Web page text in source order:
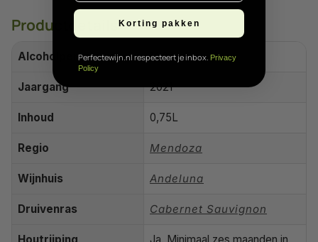
Productdetails
Alcoholpercentage 14.0%
Jaargang 2021
Inhoud 0,75L
Regio Mendoza
Wijnhuis Andeluna
Druivenras Cabernet Sauvignon
Houtrijping
Ja, Minimaal zes maanden in
Korting pakken
Perfectewijn.nl respecteert je inbox. Privacy
Policy